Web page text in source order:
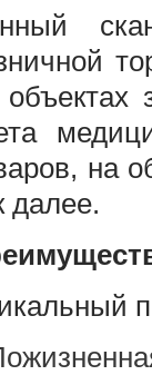
на
далее.